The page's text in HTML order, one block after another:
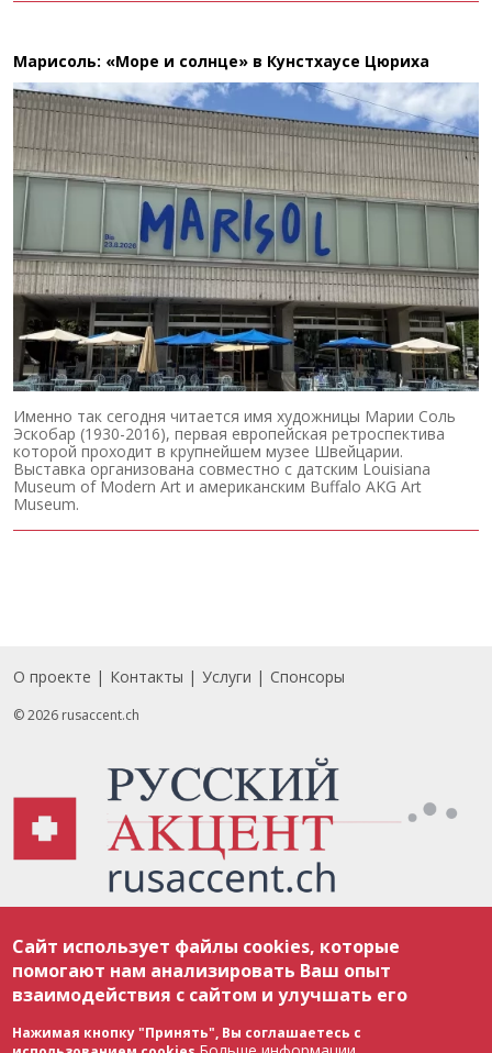
Марисоль: «Море и солнце» в Кунстхаусе Цюриха
Именно так сегодня читается имя художницы Марии Соль
Эскобар (1930-2016), первая европейская ретроспектива
которой проходит в крупнейшем музее Швейцарии.
Выставка организована совместно с датским Louisiana
Museum of Modern Art и американским Buffalo AKG Art
Museum.
Footer
О проекте Контакты Услуги Спонсоры
© 2026 rusaccent.ch
соответствии с законодательством Швейцарии об авторском праве и
международными соглашениями. Полное или частичное использование
материалов возможно только с разрешения редакции. В случае полного
или частичного воспроизведения материалов сайта rusaccent.ch,
ОБЯЗАТЕЛЬНА АКТИВНАЯ ГИПЕРССЫЛКА на конкретный заимствованный
текст. Фотоизображения, размещенные редакцией rusaccent.ch, являются
ее исключительной собственностью. Полное или частичное
Сайт использует файлы cookies, которые
помогают нам анализировать Ваш опыт
взаимодействия с сайтом и улучшать его
Нажимая кнопку "Принять", Вы соглашаетесь с